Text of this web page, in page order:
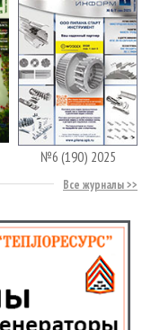
№6 (190) 2025
Все журналы